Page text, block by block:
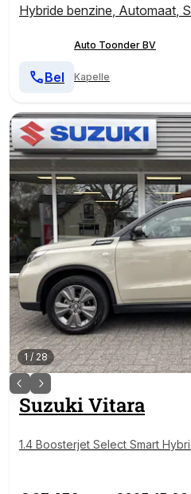
Hybride benzine, Automaat,
Auto Toonder BV
Kapelle
Bel
1/ 28
SuzukiVitara
1.4 Boosterjet Select Smart